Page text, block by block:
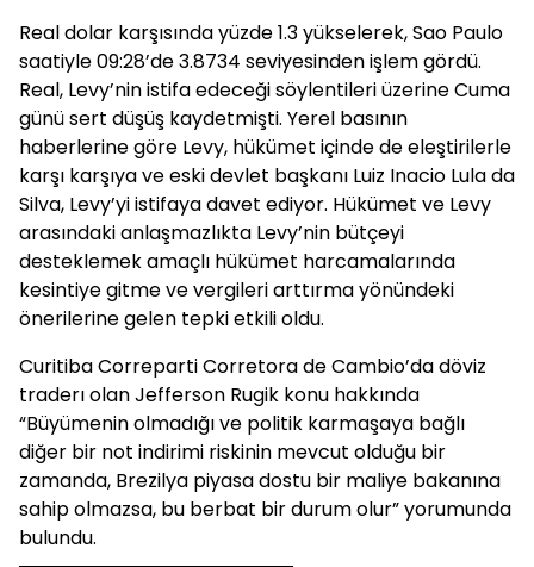
Real dolar karşısında yüzde 1.3 yükselerek, Sao Paulo
saatiyle 09:28’de 3.8734 seviyesinden işlem gördü.
Real, Levy’nin istifa edeceği söylentileri üzerine Cuma
günü sert düşüş kaydetmişti. Yerel basının
haberlerine göre Levy, hükümet içinde de eleştirilerle
karşı karşıya ve eski devlet başkanı Luiz Inacio Lula da
Silva, Levy’yi istifaya davet ediyor. Hükümet ve Levy
arasındaki anlaşmazlıkta Levy’nin bütçeyi
desteklemek amaçlı hükümet harcamalarında
kesintiye gitme ve vergileri arttırma yönündeki
önerilerine gelen tepki etkili oldu.
Curitiba Correparti Corretora de Cambio’da döviz
traderı olan Jefferson Rugik konu hakkında
“Büyümenin olmadığı ve politik karmaşaya bağlı
diğer bir not indirimi riskinin mevcut olduğu bir
zamanda, Brezilya piyasa dostu bir maliye bakanına
sahip olmazsa, bu berbat bir durum olur” yorumunda
bulundu.